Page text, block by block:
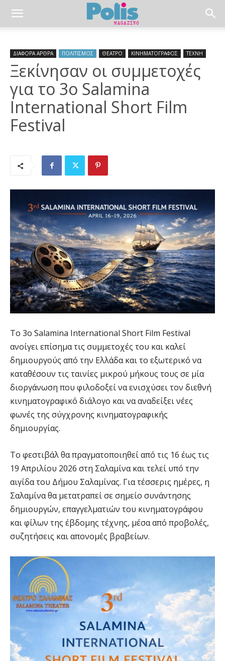
ΔΙΑΦΟΡΑ ΑΡΘΡΑ ΠΟΛΙΤΙΣΜΟΣ ΘΕΑΤΡΟ ΚΙΝΗΜΑΤΟΓΡΑΦΟΣ ΤΕΧΝΗ
Ξεκίνησαν οι συμμετοχές
για το 3ο Salamina
International Short Film
Festival
Το 3ο Salamina International Short Film Festival
ανοίγει επίσημα τις συμμετοχές του και καλεί
δημιουργούς από την Ελλάδα και το εξωτερικό να
καταθέσουν τις ταινίες μικρού μήκους τους σε μία
διοργάνωση που φιλοδοξεί να ενισχύσει τον διεθνή
κινηματογραφικό διάλογο και να αναδείξει νέες
φωνές της σύγχρονης κινηματογραφικής
δημιουργίας.
Το φεστιβάλ θα πραγματοποιηθεί από τις 16 έως τις
19 Απριλίου 2026 στη Σαλαμίνα και τελεί υπό την
αιγίδα του Δήμου Σαλαμίνας. Για τέσσερις ημέρες, η
Σαλαμίνα θα μετατραπεί σε σημείο συνάντησης
δημιουργών, επαγγελματιών του κινηματογράφου
και φίλων της έβδομης τέχνης, μέσα από προβολές,
συζητήσεις και απονομές βραβείων.